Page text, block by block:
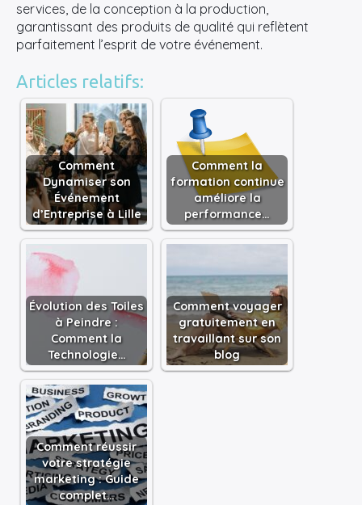
services, de la conception à la production,
garantissant des produits de qualité qui reflètent
parfaitement l’esprit de votre événement.
Articles relatifs:
Comment
Dynamiser son
Événement
d’Entreprise à Lille
Comment la
formation continue
améliore la
performance…
Évolution des Toiles
à Peindre :
Comment la
Technologie…
Comment voyager
gratuitement en
travaillant sur son
blog
Comment réussir
votre stratégie
marketing : Guide
complet…